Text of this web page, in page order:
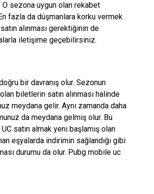
O sezona uygun olan rekabet
fazla da düşmanlara korku vermek
alınması gerektiğinin de
iletişime geçebilirsiniz.
bir davranış olur. Sezonun
biletlerin satın alınması halinde
meydana gelir. Aynı zamanda daha
da meydana gelmiş olur. Bu
satın almak yeni başlamış olan
eşyalarda indirimin sağlandığı gibi
durumu da olur. Pubg mobile uc